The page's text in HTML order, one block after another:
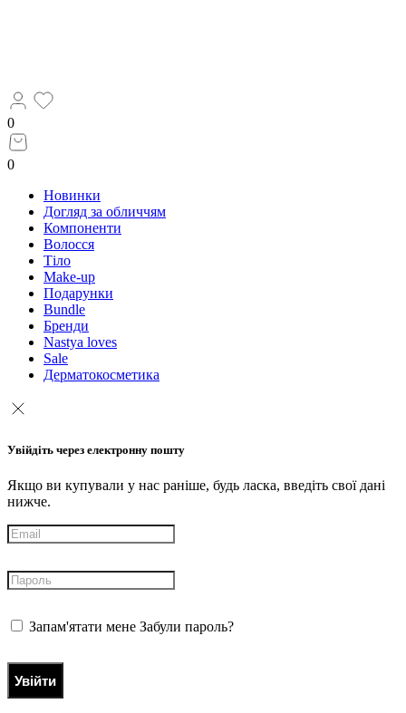
0
0
Новинки
Догляд за обличчям
Компоненти
Волосся
Тіло
Make-up
Подарунки
Bundle
Бренди
Nastya loves
Sale
Дерматокосметика
Увійдіть через електронну пошту
Якщо ви купували у нас раніше, будь ласка, введіть свої дані
нижче.
Запам'ятати мене Забули пароль?
Увійти